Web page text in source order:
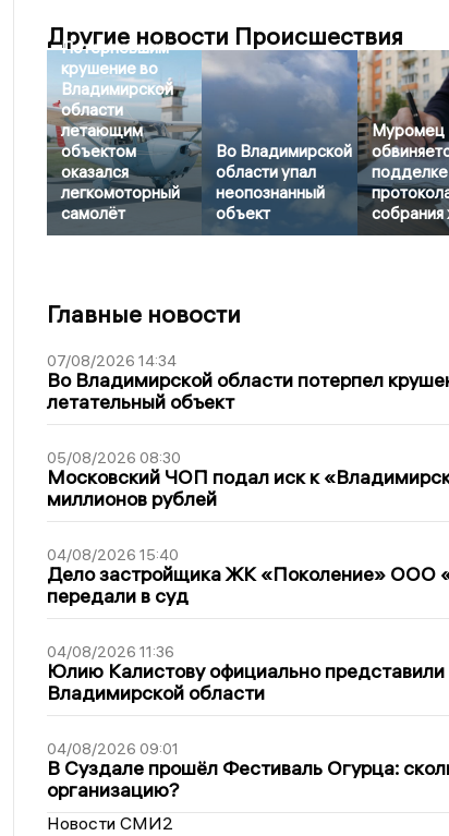
Другие новости Происшествия
Потерпевшим
крушение во
Владимирской
области
летающим
объектом
оказался
легкомоторный
самолёт
Во Владимирской
области упал
неопознанный
объект
Муромец
подделке
Главные новости
07/08/2026 14:34
Во Владимирской области потерпел
летательный объект
05/08/2026 08:30
Московский ЧОП подал иск к
миллионов рублей
04/08/2026 15:40
Дело застройщика ЖК «Поколение» ООО
передали в суд
04/08/2026 11:36
Юлию Калистову официально
Владимирской области
04/08/2026 09:01
В Суздале прошёл Фестиваль Огурца:
организацию?
Новости СМИ2